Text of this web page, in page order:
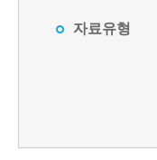
자료유형